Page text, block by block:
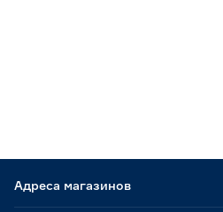
Адреса магазинов